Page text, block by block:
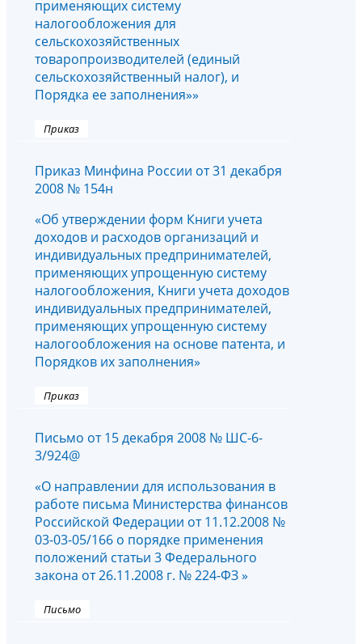
применяющих систему
налогообложения для
сельскохозяйственных
товаропроизводителей (единый
сельскохозяйственный налог), и
Порядка ее заполнения»»
Приказ
Приказ Минфина России от 31 декабря
2008 № 154н
«Об утверждении форм Книги учета
доходов и расходов организаций и
индивидуальных предпринимателей,
применяющих упрощенную систему
налогообложения, Книги учета доходов
индивидуальных предпринимателей,
применяющих упрощенную систему
налогообложения на основе патента, и
Порядков их заполнения»
Приказ
Письмо от 15 декабря 2008 № ШС-6-
3/924@
«О направлении для использования в
работе письма Министерства финансов
Российской Федерации от 11.12.2008 №
03-03-05/166 о порядке применения
положений статьи 3 Федерального
закона от 26.11.2008 г. № 224-ФЗ »
Письмо